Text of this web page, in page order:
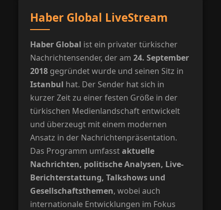
Haber Global LiveStream
Haber Global ist ein privater türkischer
Nachrichtensender, der am24. September
2018 gegründet wurde und seinen Sitz in
Istanbul hat. Der Sender hat sich in
kurzer Zeit zu einer festen Größe in der
türkischen Medienlandschaft entwickelt
und überzeugt mit einem modernen
Ansatz in der Nachrichtenpräsentation.
Das Programm umfasstaktuelle
Nachrichten, politische Analysen, Live-
Berichterstattung, Talkshows und
Gesellschaftsthemen, wobei auch
internationale Entwicklungen im Fokus